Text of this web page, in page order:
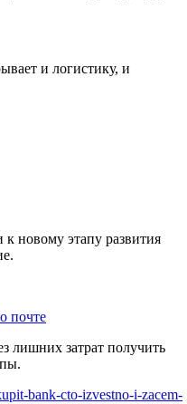
и логистику, и
новому этапу развития
почте
лишних затрат получить
bank-cto-izvestno-i-zacem-